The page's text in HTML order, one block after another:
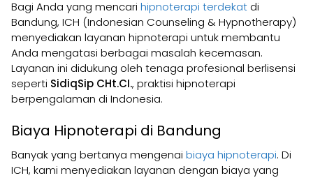
Bagi Anda yang mencari hipnoterapi terdekat di
Bandung, ICH (Indonesian Counseling & Hypnotherapy)
menyediakan layanan hipnoterapi untuk membantu
Anda mengatasi berbagai masalah kecemasan.
Layanan ini didukung oleh tenaga profesional berlisensi
seperti SidiqSip CHt.CI., praktisi hipnoterapi
berpengalaman di Indonesia.
Biaya Hipnoterapi di Bandung
Banyak yang bertanya mengenai biaya hipnoterapi. Di
ICH, kami menyediakan layanan dengan biaya yang